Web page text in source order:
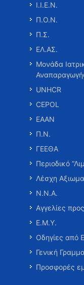
Ι.Ι.Ε.Ν.
Π.Ο.Ν.
Π.Σ.
ΕΛ.ΑΣ.
Μονάδα
UNHCR
CEPOL
ΕΑΑΝ
Π.Ν.
ΓΕΕΘΑ
Περιοδικό
Λέσχη
Ν.Ν.Α.
Αγγελίες
Ε.Μ.Υ.
Οδηγίες από
Γενική
Προσφορές